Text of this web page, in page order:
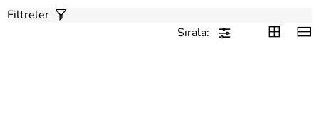
Filtreler
Sırala: